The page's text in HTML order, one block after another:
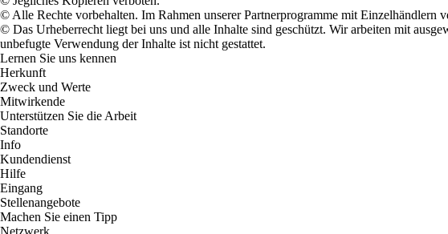
© Alle Rechte vorbehalten. Im Rahmen unserer Partnerprogramme mit Einzelhändlern
© Das Urheberrecht liegt bei uns und alle Inhalte sind geschützt. Wir arbeiten mit
unbefugte Verwendung der Inhalte ist nicht gestattet.
Lernen Sie uns kennen
Herkunft
Zweck und Werte
Mitwirkende
Unterstützen Sie die Arbeit
Standorte
Info
Kundendienst
Hilfe
Eingang
Stellenangebote
Machen Sie einen Tipp
Netzwerk